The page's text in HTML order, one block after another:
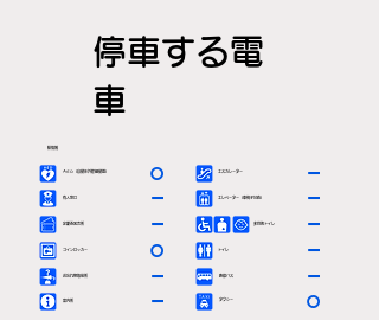
停車する電
車
駅情報
ＡＥＤ（自動体外除細動器）
有人窓口
定期券発売所
エスカレーター
エレベーター（車椅子対応）
多目的トイレ
〇
ー
ー
ー
ー
ー
コインロッカー トイレ
〇 ー
お忘れ物取扱所 ー
案内所 ー タクシー 〇
路線バス ー